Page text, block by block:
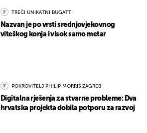
TREĆI UNIKATNI BUGATTI
Nazvan je po vrsti srednjovjekovnog
viteškog konja i visok samo metar
POKROVITELJ PHILIP MORRIS ZAGREB
Digitalna rješenja za stvarne probleme: Dva
hrvatska projekta dobila potporu za razvoj